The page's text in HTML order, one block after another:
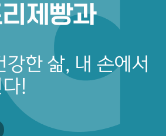
제빵과
강한 삶, 내 손에서
!